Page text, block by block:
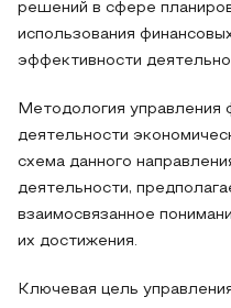
решений в сфере
использования
эффективности
Методология управления
деятельности
схема данного
деятельности,
взаимосвязанное
их достижения.
Ключевая цель